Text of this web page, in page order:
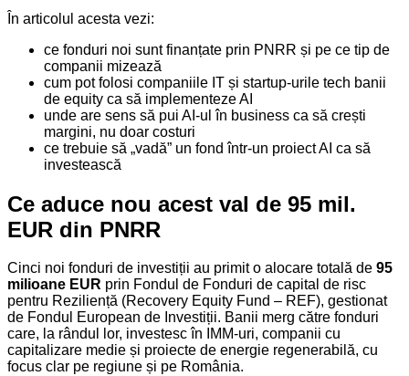
În articolul acesta vezi:
ce fonduri noi sunt finanțate prin PNRR și pe ce tip de
companii mizează
cum pot folosi companiile IT și startup-urile tech banii
de equity ca să implementeze AI
unde are sens să pui AI-ul în business ca să crești
margini, nu doar costuri
ce trebuie să „vadă” un fond într-un proiect AI ca să
investească
Ce aduce nou acest val de 95 mil.
EUR din PNRR
Cinci noi fonduri de investiții au primit o alocare totală de 95
milioane EUR prin Fondul de Fonduri de capital de risc
pentru Reziliență (Recovery Equity Fund – REF), gestionat
de Fondul European de Investiții. Banii merg către fonduri
care, la rândul lor, investesc în IMM-uri, companii cu
capitalizare medie și proiecte de energie regenerabilă, cu
focus clar pe regiune și pe România.